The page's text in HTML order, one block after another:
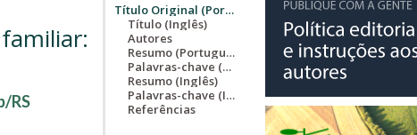
RS
Título Original (Português)
Título (Inglês)
Autores
Resumo (Português)
Palavras-chave (Português)
Resumo (Inglês)
Palavras-chave (Inglês)
Referências